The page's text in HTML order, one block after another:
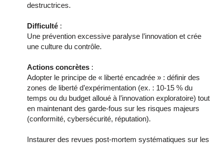
destructrices.
Difficulté :
Une prévention excessive paralyse l’innovation et crée
une culture du contrôle.
Actions concrètes :
Adopter le principe de « liberté encadrée » : définir des
zones de liberté d’expérimentation (ex. : 10-15 % du
temps ou du budget alloué à l’innovation exploratoire) tout
en maintenant des garde-fous sur les risques majeurs
(conformité, cybersécurité, réputation).
Instaurer des revues post-mortem systématiques sur les